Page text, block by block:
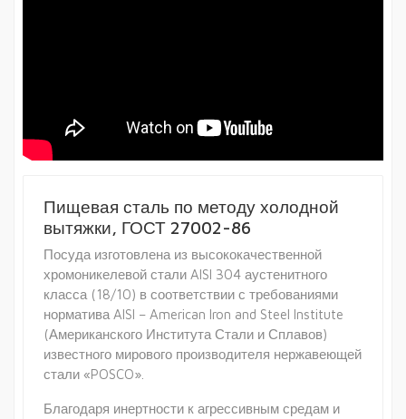
Пищевая сталь по методу холодной
вытяжки, ГОСТ 27002-86
Посуда изготовлена из высококачественной
хромоникелевой стали AISI 304 аустенитного
класса (18/10) в соответствии с требованиями
норматива AISI – American Iron and Steel Institute
(Американского Института Стали и Сплавов)
известного мирового производителя нержавеющей
стали «POSCO».
Благодаря инертности к агрессивным средам и